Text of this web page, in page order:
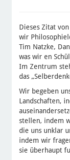
Dieses Zitat
wir
Tim Natzke,
was wir en
Im Zentrum
das
Wir begeben
Landschaften,
stellen, indem
die uns unklar
indem wir
sie überhaupt